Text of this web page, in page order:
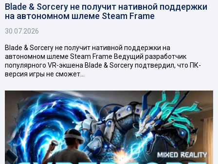
Blade & Sorcery не получит нативной поддержки
на автономном шлеме Steam Frame
30.07.2026
Blade & Sorcery не получит нативной поддержки на
автономном шлеме Steam Frame Ведущий разработчик
популярного VR-экшена Blade & Sorcery подтвердил, что ПК-
версия игры не сможет…